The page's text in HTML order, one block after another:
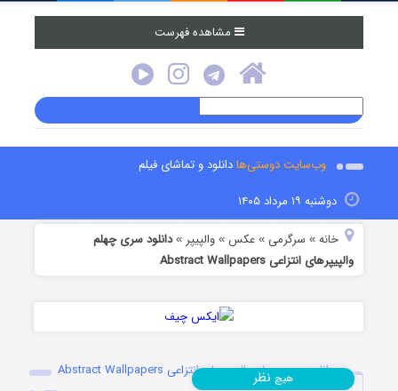
مشاهده فهرست
وب‌سایت دوستی‌هادانلود و تماشای فیلم
دوشنبه ۱۹ مرداد ۱۴۰۵
خانه » سرگرمی »عکس »والپیپر »دانلود سری چهلم
والپیپرهای انتزاعی Abstract Wallpapers
دانلود سری چهلم والپیپرهای انتزاعی Abstract Wallpapers
هیچ نظر